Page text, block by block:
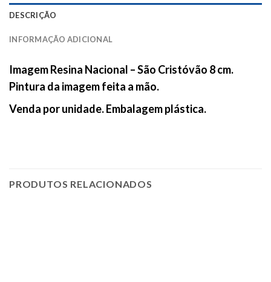
DESCRIÇÃO
INFORMAÇÃO ADICIONAL
Imagem Resina Nacional – São Cristóvão 8 cm.
Pintura da imagem feita a mão.
Venda por unidade. Embalagem plástica.
PRODUTOS RELACIONADOS